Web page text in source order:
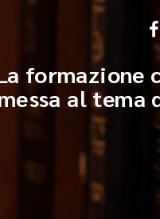
formazione
al tema